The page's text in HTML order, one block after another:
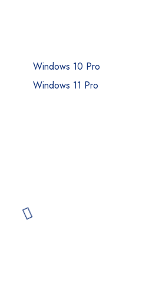
Windows 10 Pro
Windows 11 Pro